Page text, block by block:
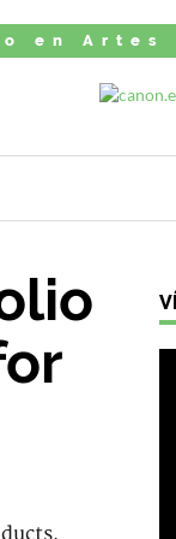
en Artes